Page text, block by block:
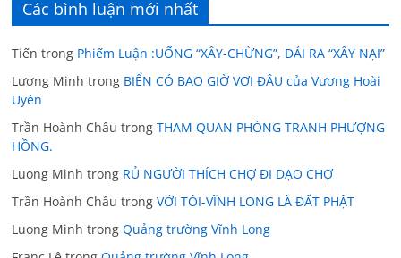
Các bình luận mới nhất
Tiến trong Phiếm Luận :UỐNG “XÂY-CHỪNG”, ĐÁI RA “XÂY NẠI”
Lương Minh trong BIỂN CÓ BAO GIỜ VƠI ĐÂU của Vương Hoài
Uyên
Trần Hoành Châu trongTHAM QUAN PHÒNG TRANH PHƯỢNG
HỒNG.
Luong Minh trong RỦ NGƯỜI THÍCH CHỢ ĐI DẠO CHỢ
Trần Hoành Châu trongVỚI TÔI-VĨNH LONG LÀ ĐẤT PHẬT
Luong Minh trongQuảng trường Vĩnh Long